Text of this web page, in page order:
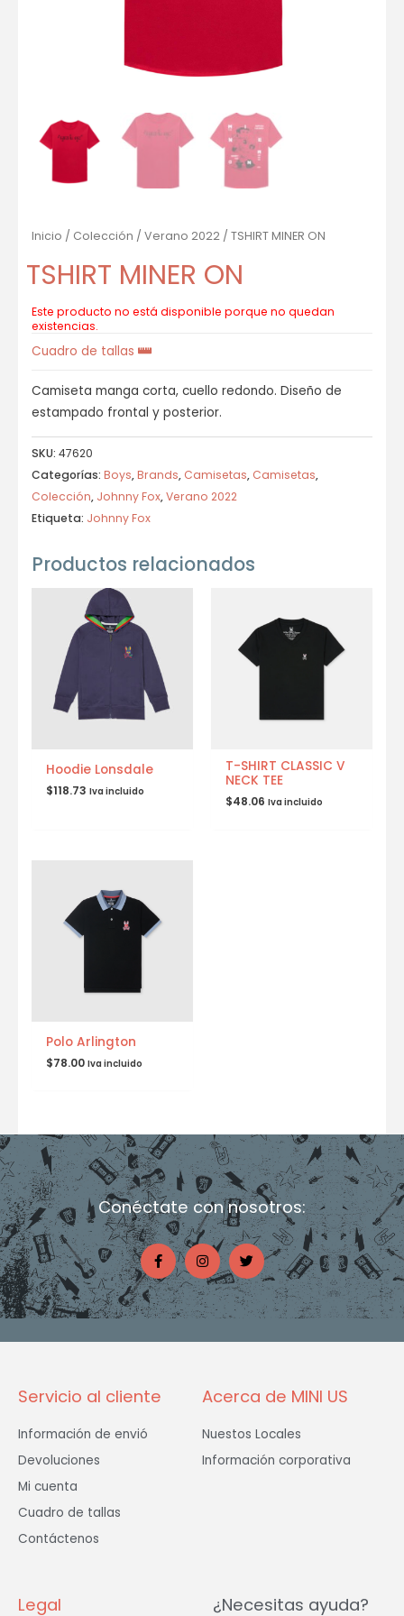
Inicio / Colección / Verano 2022 / TSHIRT MINER ON
TSHIRT MINER ON
Este producto no está disponible porque no quedan
existencias.
Cuadro de tallas
Camiseta manga corta, cuello redondo. Diseño de
estampado frontal y posterior.
SKU: 47620
Categorías: Boys,Brands, Camisetas, Camisetas,
Colección, Johnny Fox,Verano 2022
Etiqueta: Johnny Fox
Productos relacionados
Hoodie Lonsdale
$118.73 Iva incluido
T-SHIRT CLASSIC V
NECK TEE
$48.06 Iva incluido
Polo Arlington
$78.00 Iva incluido
Conéctate con nosotros:
F
a
c
e
b
o
o
I
n
s
t
a
g
r
T
w
i
t
t
e
Servicio al cliente
Información de envió
Devoluciones
Mi cuenta
Cuadro de tallas
Contáctenos
Acerca de MINI US
Nuestos Locales
Información corporativa
Legal ¿Necesitas ayuda?